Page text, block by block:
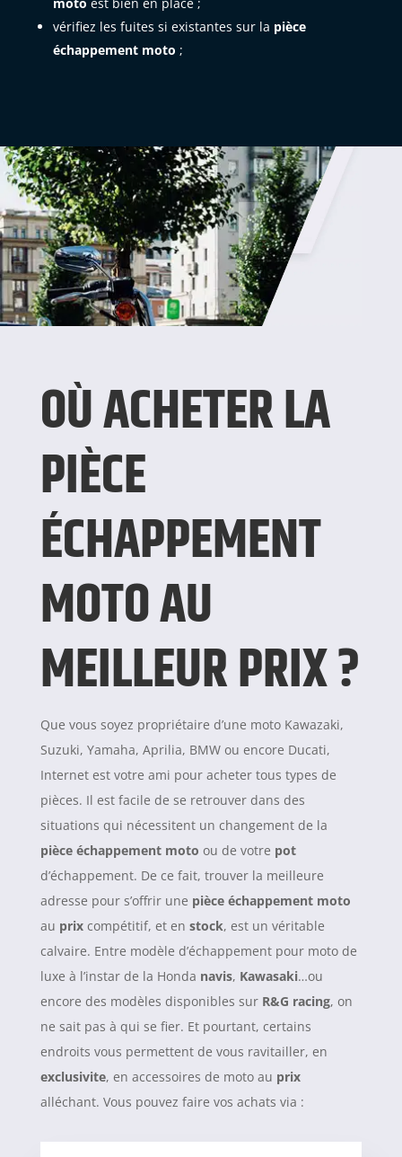
vérifiez les fuites si existantes sur la pièce
échappement moto ;
OÙ ACHETER LA
PIÈCE
ÉCHAPPEMENT
MOTO AU
MEILLEUR PRIX ?
Que vous soyez propriétaire d’une moto Kawazaki,
Suzuki, Yamaha, Aprilia, BMW ou encore Ducati,
Internet est votre ami pour acheter tous types de
pièces. Il est facile de se retrouver dans des
situations qui nécessitent un changement de la
pièce échappement moto ou de votre pot
d’échappement. De ce fait, trouver la meilleure
adresse pour s’offrir une pièce échappement moto
au prixcompétitif, et en stock, est un véritable
calvaire. Entre modèle d’échappement pour moto de
luxe à l’instar de la Honda navis, Kawasaki…ou
encore des modèles disponibles sur R&G racing, on
ne sait pas à qui se fier. Et pourtant, certains
endroits vous permettent de vous ravitailler, en
exclusivite, en accessoires de moto au prix
alléchant. Vous pouvez faire vos achats via :